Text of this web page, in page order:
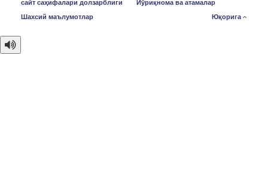
сайт саҳифалари долзарблиги
Йўриқнома ва атамалар
Шахсий маълумотлар
Юқорига